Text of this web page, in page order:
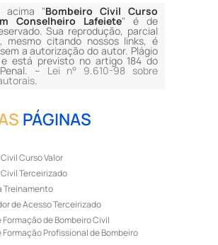
acima "Bombeiro Civil Curso
Conselheiro Lafeiete" é de
Sua reprodução, parcial
mesmo citando nossos links, é
a autorização do autor. Plágio
está previsto no artigo 184 do
– Lei n° 9.610-98 sobre
.
PÁGINAS
Curso Valor
Terceirizado
Treinamento
de Acesso Terceirizado
de Bombeiro Civil
Profissional de Bombeiro